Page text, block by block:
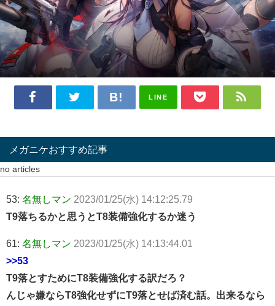
LINE
メガニケおすすめ記事
no articles
53: 名無しマン 2023/01/25(水) 14:12:25.79
T9落ちるかと思うとT8装備強化するか迷う
61: 名無しマン 2023/01/25(水) 14:13:44.01
>>53
T9落とすためにT8装備強化する訳だろ？
んじゃ嫌ならT8強化せずにT9落とせば済む話。出来るなら